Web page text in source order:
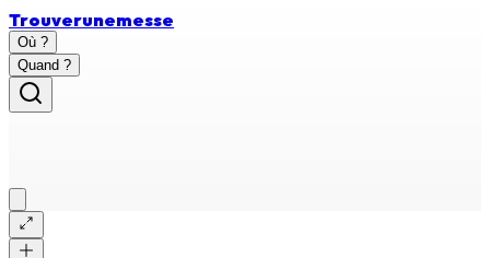
Trouverunemesse
Où ?
Quand ?